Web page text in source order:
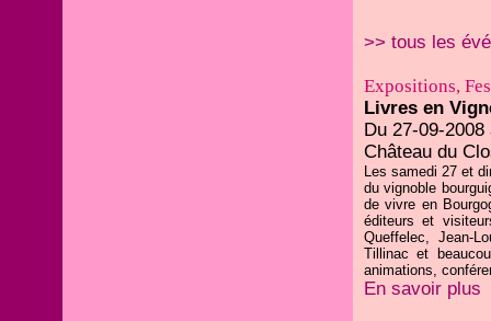
>> tous les
Expositions,
Livres en
Du 27-09-2008
Château du
Les samedi 27 et
du vignoble
de vivre en
éditeurs et
Queffelec, Jean-
Tillinac et
animations,
En savoir plus